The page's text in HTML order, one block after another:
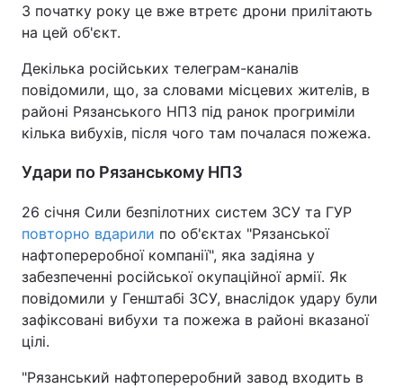
З початку року це вже втретє дрони прилітають
на цей об'єкт.
Декілька російських телеграм-каналів
повідомили, що, за словами місцевих жителів, в
районі Рязанського НПЗ під ранок прогриміли
кілька вибухів, після чого там почалася пожежа.
Удари по Рязанському НПЗ
26 січня Сили безпілотних систем ЗСУ та ГУР
повторно вдарили по об'єктах "Рязанської
нафтопереробної компанії", яка задіяна у
забезпеченні російської окупаційної армії. Як
повідомили у Генштабі ЗСУ, внаслідок удару були
зафіксовані вибухи та пожежа в районі вказаної
цілі.
"Рязанський нафтопереробний завод входить в